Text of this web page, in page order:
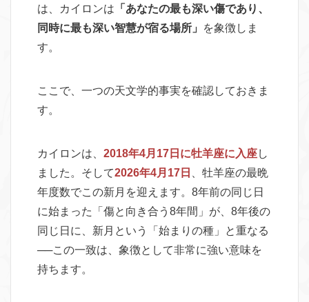
は、カイロンは 「あなたの最も深い傷であり、
同時に最も深い智慧が宿る場所」
を象徴しま
す。
ここで、一つの天文学的事実を確認しておきま
す。
カイロンは、 2018年4月17日に牡羊座に入座し
ました。そして2026年4月17日
、牡羊座の最晩
年度数でこの新月を迎えます。8年前の同じ日
に始まった「傷と向き合う8年間」が、8年後の
同じ日に、新月という「始まりの種」と重なる
──この一致は、象徴として非常に強い意味を
持ちます。